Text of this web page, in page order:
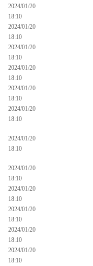
2024/01/20
18:10
2024/01/20
18:10
2024/01/20
18:10
2024/01/20
18:10
2024/01/20
18:10
2024/01/20
18:10
2024/01/20
18:10
2024/01/20
18:10
2024/01/20
18:10
2024/01/20
18:10
2024/01/20
18:10
2024/01/20
18:10